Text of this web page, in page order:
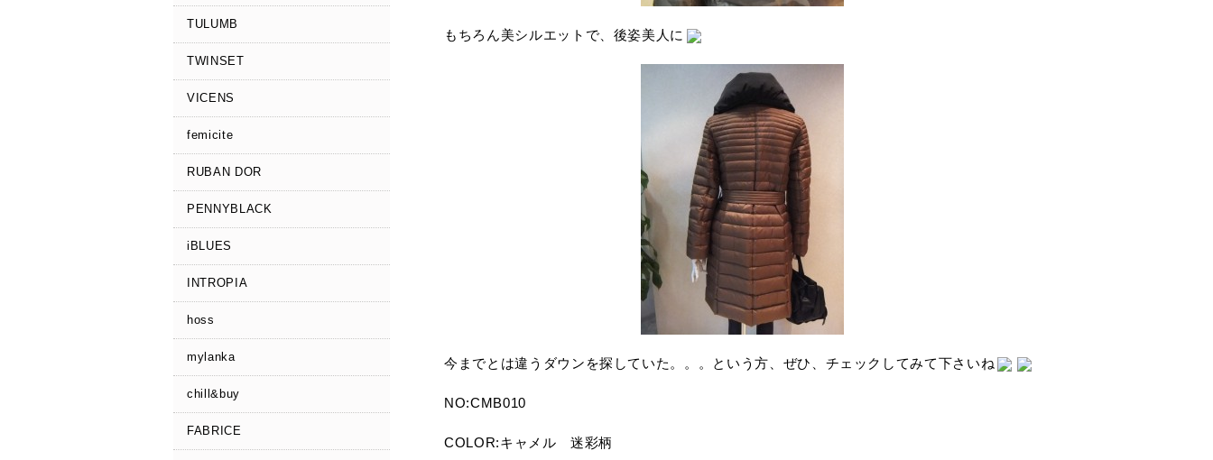
TULUMB
TWINSET
VICENS
femicite
RUBAN DOR
PENNYBLACK
iBLUES
INTROPIA
hoss
mylanka
chill&buy
FABRICE
もちろん美シルエットで、後姿美人に
今までとは違うダウンを探していた。。。という方、ぜひ、チェックしてみて下さいね
NO:CMB010
COLOR:キャメル 迷彩柄